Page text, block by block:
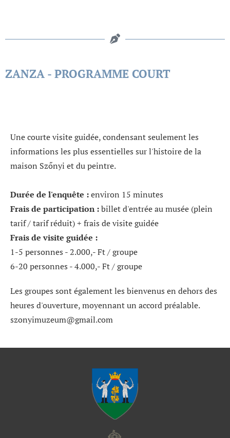
ZANZA - PROGRAMME COURT
Une courte visite guidée, condensant seulement les
informations les plus essentielles sur l'histoire de la
maison Szőnyi et du peintre.
Durée de l'enquête :environ 15 minutes
Frais de participation :billet d'entrée au musée (plein
tarif / tarif réduit) + frais de visite guidée
Frais de visite guidée :
1-5 personnes - 2.000,- Ft / groupe
6-20 personnes - 4.000,- Ft / groupe
Les groupes sont également les bienvenus en dehors des
heures d'ouverture, moyennant un accord préalable.
szonyimuzeum@gmail.com